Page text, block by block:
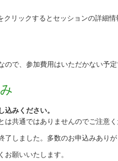
リックするとセッションの詳細情
ので、参加費用はいただかない予定
込みください。
は共通ではありませんのでご注意く
了しました。多数のお申込みありが
お願いいたします。